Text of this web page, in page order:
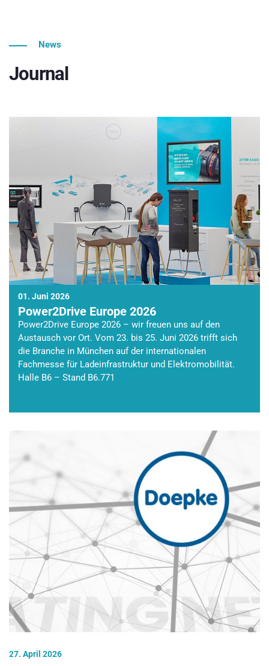
News
Journal
01. Juni 2026
Power2Drive Europe 2026
Power2Drive Europe 2026 – wir freuen uns auf den
Austausch vor Ort. Vom 23. bis 25. Juni 2026 trifft sich
die Branche in München auf der internationalen
Fachmesse für Ladeinfrastruktur und Elektromobilität.
Halle B6 – Stand B6.771
27. April 2026